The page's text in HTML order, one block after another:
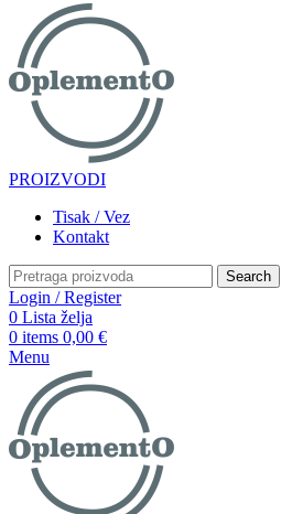
PROIZVODI
Tisak / Vez
Kontakt
Search
Login / Register
0 Lista želja
0 items 0,00 €
Menu